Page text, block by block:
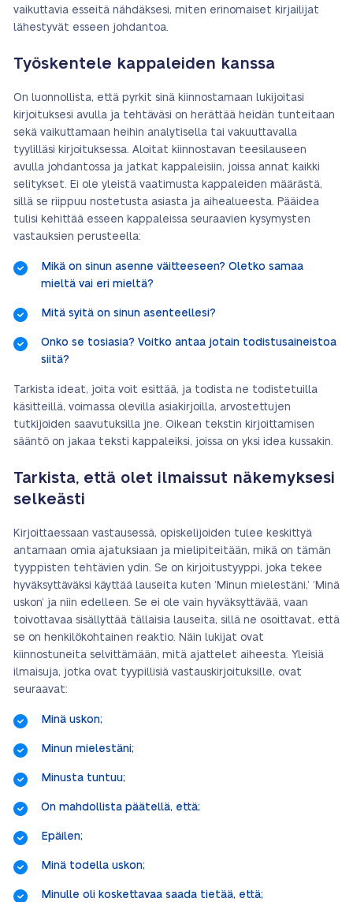
vaikuttavia esseitä nähdäksesi, miten erinomaiset kirjailijat
lähestyvät esseen johdantoa.
Työskentele kappaleiden kanssa
On luonnollista, että pyrkit sinä kiinnostamaan lukijoitasi
kirjoituksesi avulla ja tehtäväsi on herättää heidän tunteitaan
sekä vaikuttamaan heihin analytisella tai vakuuttavalla
tyylilläsi kirjoituksessa. Aloitat kiinnostavan teesilauseen
avulla johdantossa ja jatkat kappaleisiin, joissa annat kaikki
selitykset. Ei ole yleistä vaatimusta kappaleiden määrästä,
sillä se riippuu nostetusta asiasta ja aihealueesta. Pääidea
tulisi kehittää esseen kappaleissa seuraavien kysymysten
vastauksien perusteella:
Mikä on sinun asenne väitteeseen? Oletko samaa
mieltä vai eri mieltä?
Mitä syitä on sinun asenteellesi?
Onko se tosiasia? Voitko antaa jotain todistusaineistoa
siitä?
Tarkista ideat, joita voit esittää, ja todista ne todistetuilla
käsitteillä, voimassa olevilla asiakirjoilla, arvostettujen
tutkijoiden saavutuksilla jne. Oikean tekstin kirjoittamisen
sääntö on jakaa teksti kappaleiksi, joissa on yksi idea kussakin.
Tarkista, että olet ilmaissut näkemyksesi
selkeästi
Kirjoittaessaan vastausessä, opiskelijoiden tulee keskittyä
antamaan omia ajatuksiaan ja mielipiteitään, mikä on tämän
tyyppisten tehtävien ydin. Se on kirjoitustyyppi, joka tekee
hyväksyttäväksi käyttää lauseita kuten ‘Minun mielestäni,’ ‘Minä
uskon’ ja niin edelleen. Se ei ole vain hyväksyttävää, vaan
toivottavaa sisällyttää tällaisia lauseita, sillä ne osoittavat, että
se on henkilökohtainen reaktio. Näin lukijat ovat
kiinnostuneita selvittämään, mitä ajattelet aiheesta. Yleisiä
ilmaisuja, jotka ovat tyypillisiä vastauskirjoituksille, ovat
seuraavat:
Minä uskon;
Minun mielestäni;
Minusta tuntuu;
On mahdollista päätellä, että;
Epäilen;
Minä todella uskon;
Minulle oli koskettavaa saada tietää, että;